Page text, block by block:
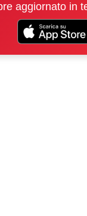
aggiornato in